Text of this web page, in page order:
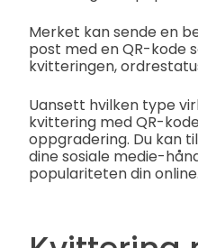
Merket kan sende en
post med en QR-kode
kvitteringen,
Uansett hvilken type
kvittering med QR-
oppgradering. Du kan
dine sosiale medie-
populariteten din online.